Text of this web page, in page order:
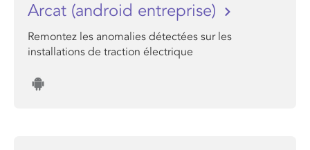
Arcat (android entreprise)
Remontez les anomalies détectées sur les
installations de traction électrique